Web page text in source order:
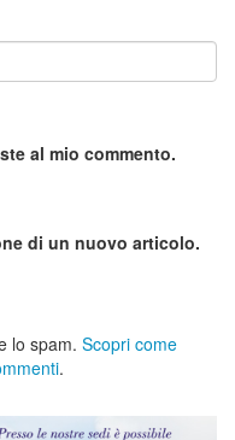
al mio commento.
di un nuovo articolo.
lo spam. Scopri come
.